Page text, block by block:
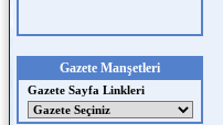
Gazete Manşetleri
Gazete Sayfa Linkleri